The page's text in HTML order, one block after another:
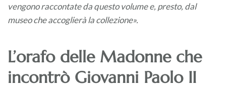
vengono raccontate da questo volume e, presto, dal
museo che accoglierà la collezione».
L’orafo delle Madonne che
incontrò Giovanni Paolo II